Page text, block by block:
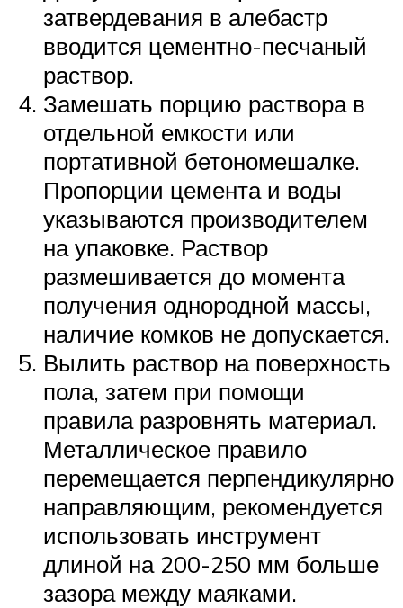
затвердевания в алебастр
вводится цементно-песчаный
раствор.
Замешать порцию раствора в
отдельной емкости или
портативной бетономешалке.
Пропорции цемента и воды
указываются производителем
на упаковке. Раствор
размешивается до момента
получения однородной массы,
наличие комков не допускается.
Вылить раствор на поверхность
пола, затем при помощи
правила разровнять материал.
Металлическое правило
перемещается перпендикулярно
направляющим, рекомендуется
использовать инструмент
длиной на 200-250 мм больше
зазора между маяками.